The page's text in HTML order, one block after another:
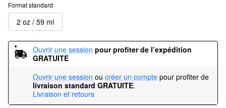
Format standard
2 oz / 59 ml
Ouvrir une session pour profiter de l’expédition
GRATUITE
Ouvrir une session ou créer un compte pour profiter de
livraison standard GRATUITE.
Livraison et retours